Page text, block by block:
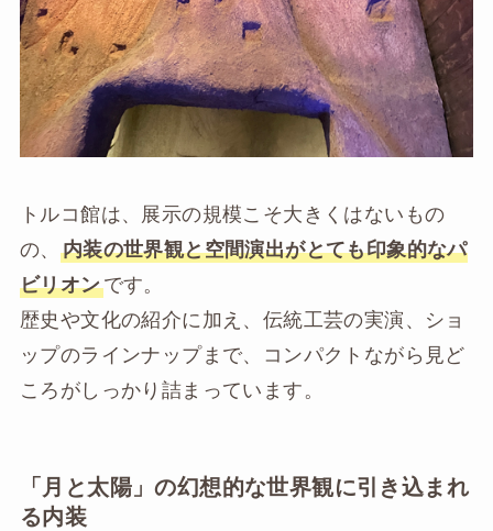
トルコ館は、展示の規模こそ大きくはないもの
の、 内装の世界観と空間演出がとても印象的なパ
ビリオンです。
歴史や文化の紹介に加え、伝統工芸の実演、ショ
ップのラインナップまで、コンパクトながら見ど
ころがしっかり詰まっています。
「月と太陽」の幻想的な世界観に引き込まれ
る内装